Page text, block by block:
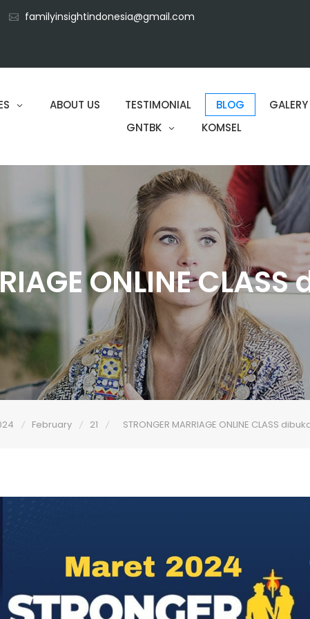
familyinsightindonesia@gmail.com
ABOUT US TESTIMONIAL BLOG GALERY
GNTBK
KOMSEL
ONLINE
February 21 STRONGER MARRIAGE ONLINE CLASS